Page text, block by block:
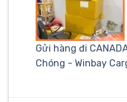
Gửi hàng đi
Chóng - Winbay